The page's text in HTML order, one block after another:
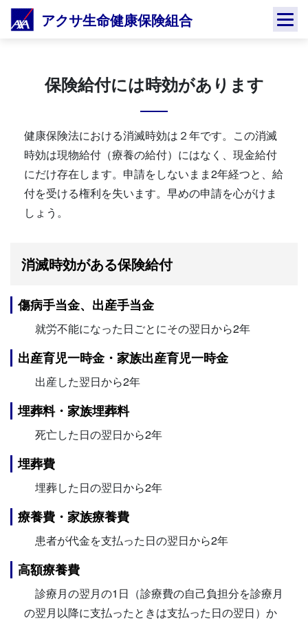
Skip
アクサ生命健康保険組合
保険給付には時効があります
健康保険法における消滅時効は２年です。この消滅
時効は現物給付（療養の給付）にはなく、現金給付
にだけ存在します。申請をしないまま2年経つと、給
付を受ける権利を失います。早めの申請を心がけま
しょう。
消滅時効がある保険給付
傷病手当金、出産手当金
就労不能になった日ごとにその翌日から2年
出産育児一時金・家族出産育児一時金
出産した翌日から2年
埋葬料・家族埋葬料
死亡した日の翌日から2年
埋葬費
埋葬した日の翌日から2年
療養費・家族療養費
患者が代金を支払った日の翌日から2年
高額療養費
診療月の翌月の1日（診療費の自己負担分を診療月
の翌月以降に支払ったときは支払った日の翌日）か